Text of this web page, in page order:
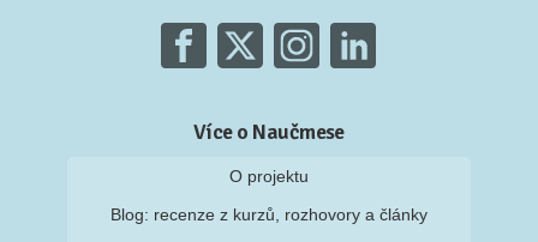
Více o Naučmese
O projektu
Blog: recenze z kurzů, rozhovory a články